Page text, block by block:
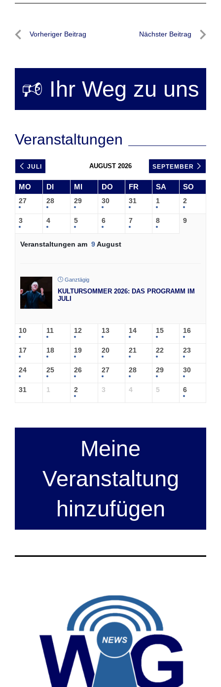
Beitragsnavigation
Vorheriger Beitrag Nächster Beitrag
🕫 Ihr Weg zu uns
Veranstaltungen
JULI AUGUST 2026 SEPTEMBER
MO DI MI DO FR SA SO
27 28 29 30 31 1 2
3 4 5 6 7 8 9
Veranstaltungen am 9August
Ganztägig
KULTURSOMMER 2026: DAS PROGRAMM IM
JULI
10 11 12 13 14 15 16
17 18 19 20 21 22 23
24 25 26 27 28 29 30
31 1 2 3 4 5 6
Meine
Veranstaltung
hinzufügen